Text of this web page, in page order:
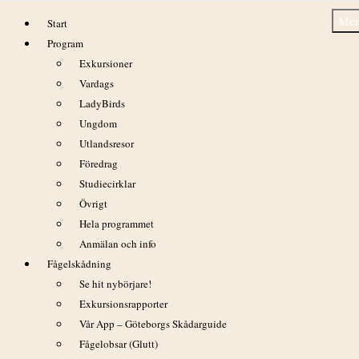
Start
Program
Exkursioner
Vardags
LadyBirds
Ungdom
Utlandsresor
Föredrag
Studiecirklar
Övrigt
Hela programmet
Anmälan och info
Fågelskådning
Se hit nybörjare!
Exkursionsrapporter
Vår App – Göteborgs Skådarguide
Fågelobsar (Glutt)
Balltorps våtmark 7/4 2011